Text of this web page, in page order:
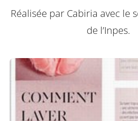
Réalisée par Cabiria avec le
de l’Inpes.